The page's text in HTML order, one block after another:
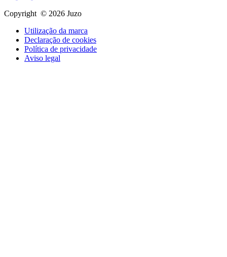
Copyright © 2026 Juzo
Utilização da marca
Declaração de cookies
Política de privacidade
Aviso legal